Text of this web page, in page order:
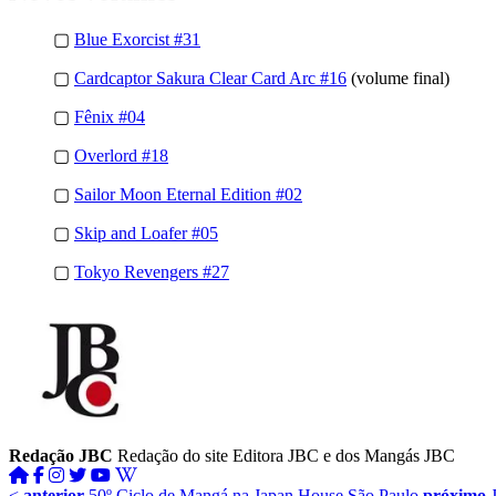
▢ Blue Exorcist #31
▢ Cardcaptor Sakura Clear Card Arc #16 (volume final)
▢ Fênix #04
▢ Overlord #18
▢ Sailor Moon Eternal Edition #02
▢ Skip and Loafer #05
▢ Tokyo Revengers #27
Redação JBC Redação do site Editora JBC e dos Mangás JBC